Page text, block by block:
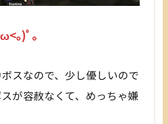
｡)ﾟ｡
スなので、少し優しいので
が容赦なくて、めっちゃ嫌